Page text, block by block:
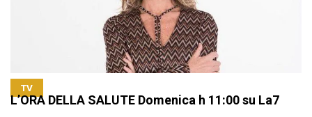
TV
L’ORA DELLA SALUTE Domenica h 11:00 su La7